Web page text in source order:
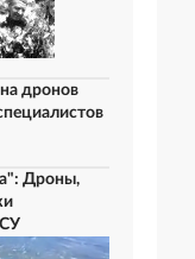
дронов
Дроны,